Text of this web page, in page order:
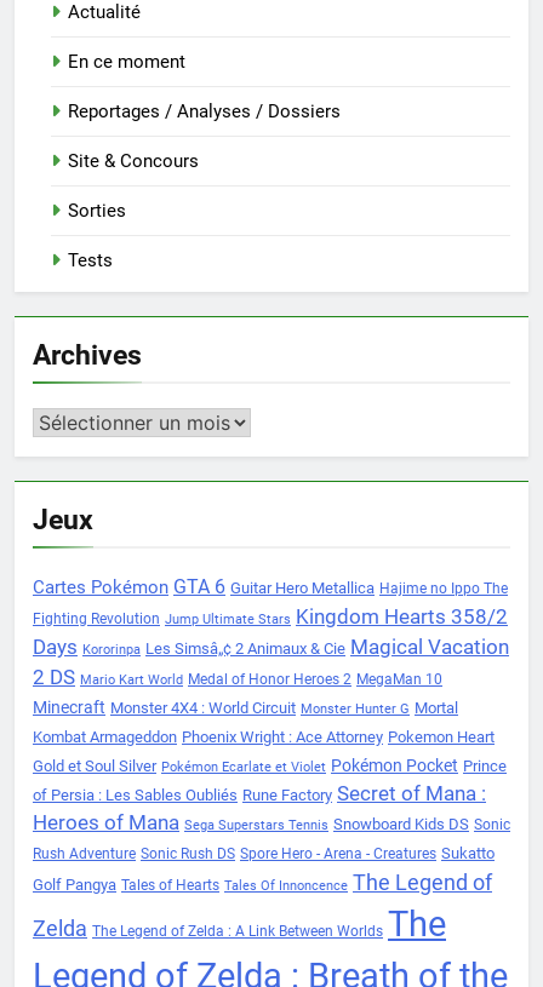
Actualité
En ce moment
Reportages / Analyses / Dossiers
Site & Concours
Sorties
Tests
Archives
Archives
Jeux
Cartes Pokémon GTA 6 Guitar Hero Metallica Hajime no Ippo The
Fighting Revolution Jump Ultimate Stars Kingdom Hearts 358/2
Days Kororinpa Les Simsâ„¢ 2 Animaux & Cie Magical Vacation
2 DS Mario Kart World Medal of Honor Heroes 2 MegaMan 10
Minecraft Monster 4X4 : World Circuit Monster Hunter G Mortal
Kombat Armageddon Phoenix Wright : Ace Attorney Pokemon Heart
Gold et Soul Silver Pokémon Ecarlate et Violet Pokémon Pocket Prince
of Persia : Les Sables Oubliés Rune Factory Secret of Mana :
Heroes of Mana Sega Superstars Tennis Snowboard Kids DS Sonic
Rush Adventure Sonic Rush DS Spore Hero - Arena - Creatures Sukatto
Golf Pangya Tales of Hearts Tales Of Innoncence The Legend of
Zelda The Legend of Zelda : A Link Between Worlds The
Legend of Zelda : Breath of the